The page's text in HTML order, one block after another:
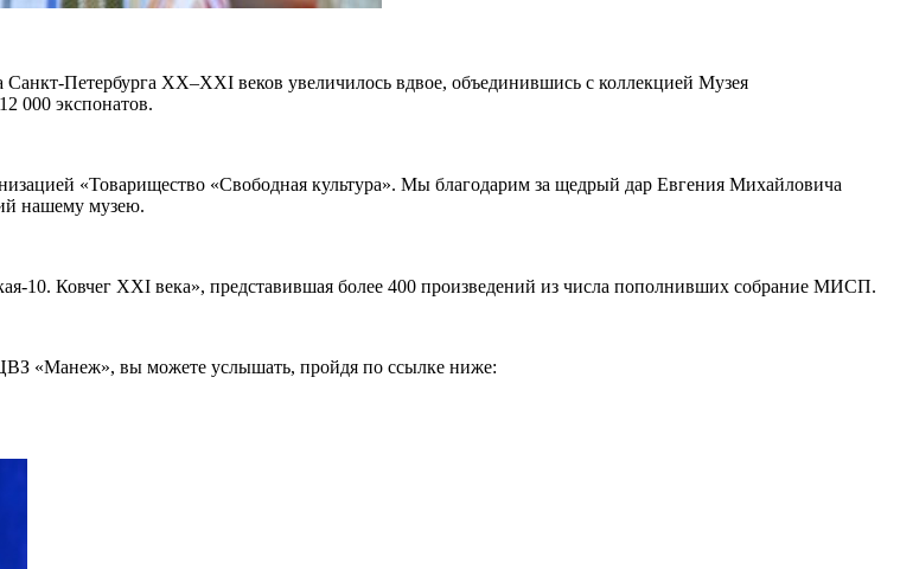
Петербурга XX–XXI веков увеличилось вдвое, объединившись с коллекцией Музея
000 экспонатов.
«Товарищество «Свободная культура». Мы благодарим за щедрый дар Евгения Михайловича
нашему музею.
10. Ковчег XXI века», представившая более 400 произведений из числа пополнивших собрание МИСП.
«Манеж», вы можете услышать, пройдя по ссылке ниже: